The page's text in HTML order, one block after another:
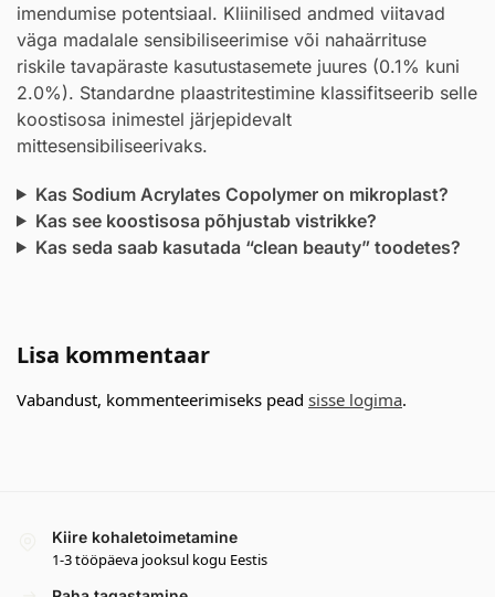
imendumise potentsiaal. Kliinilised andmed viitavad
väga madalale sensibiliseerimise või nahaärrituse
riskile tavapäraste kasutustasemete juures (0.1% kuni
2.0%). Standardne plaastritestimine klassifitseerib selle
koostisosa inimestel järjepidevalt
mittesensibiliseerivaks.
Kas Sodium Acrylates Copolymer on mikroplast?
Kas see koostisosa põhjustab vistrikke?
Kas seda saab kasutada “clean beauty” toodetes?
Lisa kommentaar
Vabandust, kommenteerimiseks pead sisse logima.
Kiire kohaletoimetamine
1-3 tööpäeva jooksul kogu Eestis